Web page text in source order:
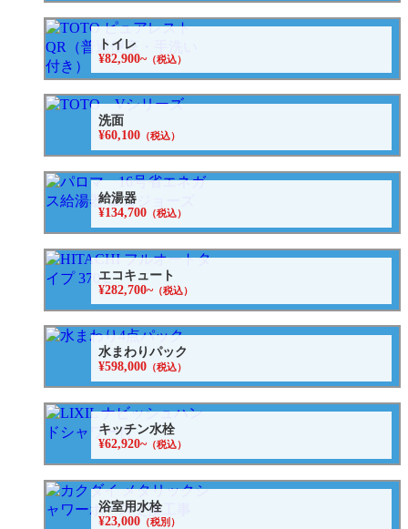
トイレ
¥82,900~（税込）
洗面
¥60,100 （税込）
給湯器
¥134,700 （税込）
エコキュート
¥282,700~（税込）
水まわりパック
¥598,000 （税込）
キッチン水栓
¥62,920~（税込）
浴室用水栓
¥23,000 （税別）